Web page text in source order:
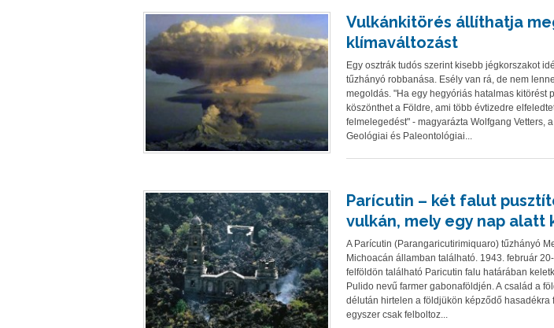
Vulkánkitörés állíthatja
klímaváltozást
Egy osztrák tudós szerint kisebb jégkorszakot
tűzhányó robbanása. Esély van rá, de nem
megoldás. "Ha egy hegyóriás hatalmas kitörést
köszönthet a Földre, ami több évtizedre
felmelegedést" - magyarázta Wolfgang Vetters,
Geológiai és Paleontológiai...
Parícutin – két falut
vulkán, mely egy nap alatt
A Parícutin (Parangaricutirimiquaro) tűzhányó
Michoacán államban található. 1943. február
felföldön található Paricutin falu határában
Pulido nevű farmer gabonaföldjén. A család a
délután hirtelen a földjükön képződő hasadékra
egyszer csak felboltoz...